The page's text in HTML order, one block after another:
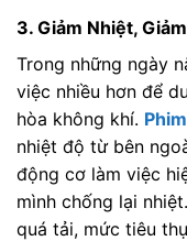
3. Giảm Nhiệt,
Trong những ngày
việc nhiều hơn để
hòa không khí.
nhiệt độ từ bên
động cơ làm việc
mình chống lại
quá tải, mức tiêu